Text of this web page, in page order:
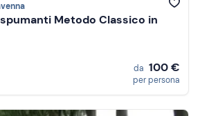
Metodo Classico in
da 100 €
per persona